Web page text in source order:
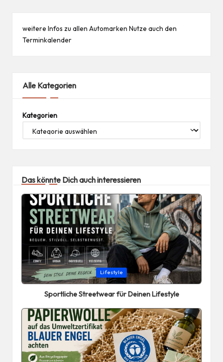
weitere Infos zu allen Automarken Nutze auch den
Terminkalender
Alle Kategorien
Kategorien
Das könnte Dich auch interessieren
Posted
in
Lifestyle
Sportliche Streetwear für Deinen Lifestyle